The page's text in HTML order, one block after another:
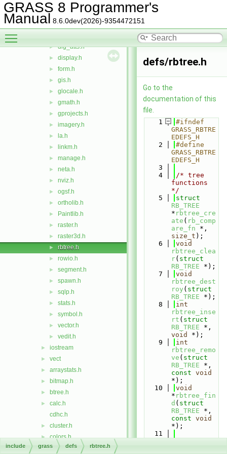
GRASS 8 Programmer's
Manual 8.6.0dev(2026)-9354472151
► colors.h
► datetime.h
► dbmi.h
► dig_atts.h
► display.h
► form.h
► gis.h
► glocale.h
► gmath.h
► gprojects.h
► imagery.h
► la.h
► linkm.h
► manage.h
► neta.h
► nviz.h
► ogsf.h
► ortholib.h
► Paintlib.h
► raster.h
► raster3d.h
► rbtree.h
► rowio.h
► segment.h
► spawn.h
► sqlp.h
► stats.h
► symbol.h
► vector.h
► vedit.h
► iostream
► vect
► arraystats.h
► bitmap.h
► btree.h
►
calc.h
cdhc.h
► cluster.h
► colors.h
► config.h
defs/rbtree.h
Go to the
documentation of this
file.
    1
#ifndef
GRASS_RBTRE
EDEFS_H
    2
#define
GRASS_RBTRE
EDEFS_H
    3
    4
/* tree
functions
*/
    5
RB_TREE
* rbtree_cre
ate ( rb_comp
are_fn
size_t );
    6
void
rbtree_clea
r( struct
RB_TREE *);
    7
void
rbtree_dest
roy ( struct
RB_TREE *);
    8
int
rbtree_inse
rt ( struct
RB_TREE
void
*);
    9
int
rbtree_remo
ve ( struct
RB_TREE
const void
*);
   10
void
* rbtree_fin
d ( struct
RB_TREE
const void
*);
   11
include grass defs rbtree.h